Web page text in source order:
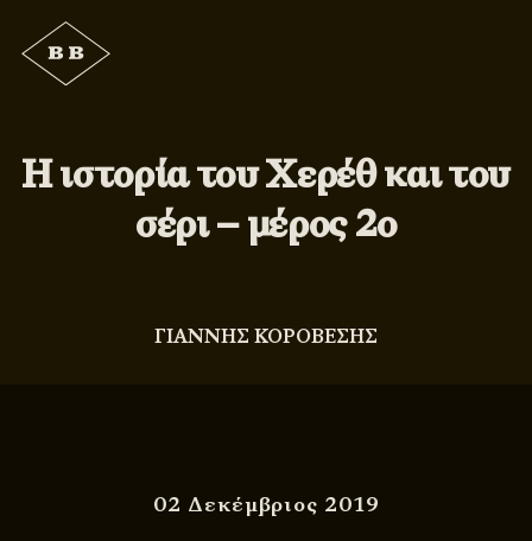
Η ιστορία του Χερέθ και του
σέρι – μέρος 2ο
ΓΙΑΝΝΗΣ ΚΟΡΟΒΕΣΗΣ
02 Δεκέμβριος 2019